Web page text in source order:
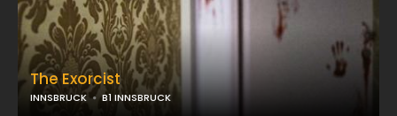
The Exorcist
INNSBRUCK B1 INNSBRUCK